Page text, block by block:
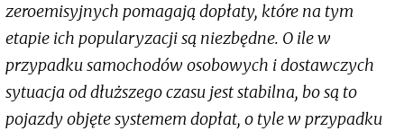
zeroemisyjnych pomagają dopłaty, które na tym
etapie ich popularyzacji są niezbędne. O ile w
przypadku samochodów osobowych i dostawczych
sytuacja od dłuższego czasu jest stabilna, bo są to
pojazdy objęte systemem dopłat, o tyle w przypadku